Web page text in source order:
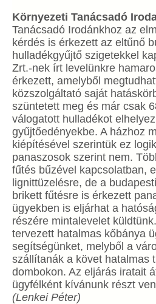
Környezeti Tanácsadó
Tanácsadó Irodánkhoz az
kérdés is érkezett az eltűnő
hulladékgyűjtő szigetekkel
Zrt.-nek írt levelünkre
érkezett, amelyből
közszolgáltató saját
szüntetett meg és már csak
válogatott hulladékot
gyűjtőedényekbe. A házhoz
kiépítésével szerintük ez
panaszosok szerint nem.
fűtés bűzével kapcsolatban,
lignittüzelésre, de a
brikett fűtésre is érkezett
ügyekben is eljárhat a
részére mintalevelet
tervezett hatalmas kőbánya
segítségünket, melyből a
szállítanák a követ hatalmas
dombokon. Az eljárás iratait
ügyfélként kívánunk részt
(Lenkei Péter)